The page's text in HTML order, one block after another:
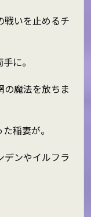
戦いを止めるチ
に。
の魔法を放ちま
稲妻が。
デンやイルフラ